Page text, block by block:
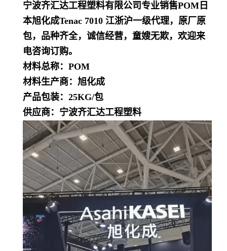
宁波齐汇达工程塑料有限公司专业销售POM日
本旭化成Tenac 7010 江浙沪一级代理，原厂原
包，品种齐全，诚信经营，童嫂无欺，欢迎来
电咨询订购。
材料总称：POM
材料生产商：旭化成
产品包装：25KG/包
供应商：宁波齐汇达工程塑料